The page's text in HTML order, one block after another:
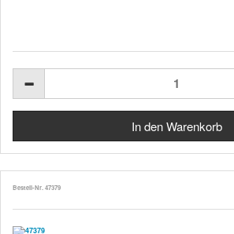
Bestell-Nr. 47379